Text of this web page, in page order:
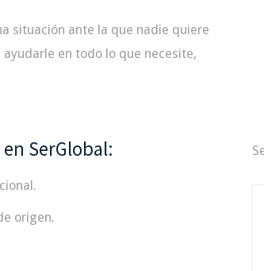
situación ante la que nadie quiere
en todo lo que necesite,
SerGlobal:
origen.